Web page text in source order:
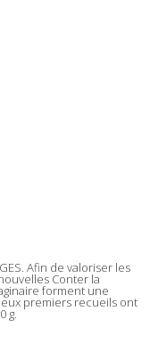
Afin de valoriser les
Conter la
forment une
premiers recueils ont
g.